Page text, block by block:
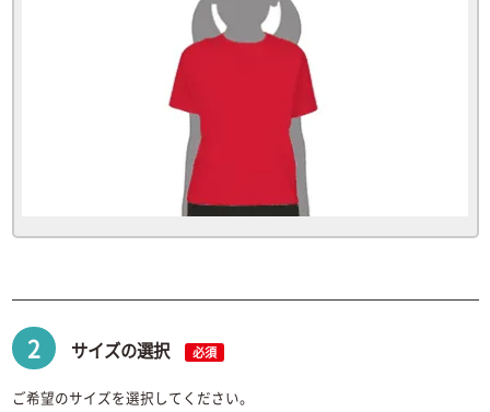
2 サイズの選択 必須
ご希望のサイズを選択してください。